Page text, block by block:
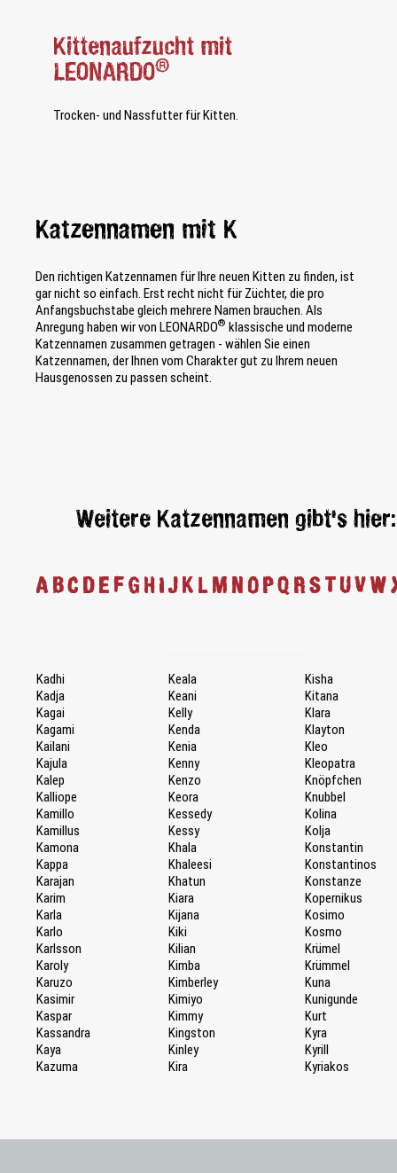
Kittenaufzucht mit
LEONARDO®
Trocken- und Nassfutter für Kitten.
Katzennamen mit K
Den richtigen Katzennamen für Ihre neuen Kitten zu finden, ist
gar nicht so einfach. Erst recht nicht für Züchter, die pro
Anfangsbuchstabe gleich mehrere Namen brauchen. Als
Anregung haben wir von LEONARDO® klassische und moderne
Katzennamen zusammen getragen - wählen Sie einen
Katzennamen, der Ihnen vom Charakter gut zu Ihrem neuen
Hausgenossen zu passen scheint.
Weitere Katzennamen gibt's hier:
A BC D E F G H IJ K L M N O PQ R S TU V W
Kadhi
Kadja
Kagai
Kagami
Kailani
Kajula
Kalep
Kalliope
Kamillo
Kamillus
Kamona
Kappa
Karajan
Karim
Karla
Karlo
Karlsson
Karoly
Karuzo
Kasimir
Kaspar
Kassandra
Kaya
Kazuma
Keala
Keani
Kelly
Kenda
Kenia
Kenny
Kenzo
Keora
Kessedy
Kessy
Khala
Khaleesi
Khatun
Kiara
Kijana
Kiki
Kilian
Kimba
Kimberley
Kimiyo
Kimmy
Kingston
Kinley
Kira
Kisha
Kitana
Klara
Klayton
Kleo
Kleopatra
Knöpfchen
Knubbel
Kolina
Kolja
Konstantin
Konstantinos
Konstanze
Kopernikus
Kosimo
Kosmo
Krümel
Krümmel
Kuna
Kunigunde
Kurt
Kyra
Kyrill
Kyriakos